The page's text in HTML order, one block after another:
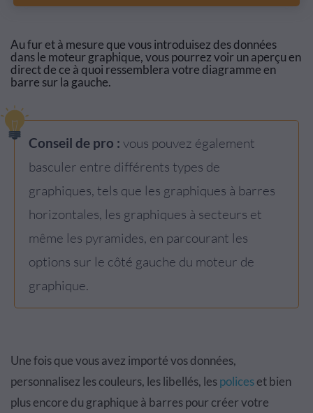
Au fur et à mesure que vous introduisez des données
dans le moteur graphique, vous pourrez voir un aperçu en
direct de ce à quoi ressemblera votre diagramme en
barre sur la gauche.
Conseil de pro : vous pouvez également
basculer entre différents types de
graphiques, tels que les graphiques à barres
horizontales, les graphiques à secteurs et
même les pyramides, en parcourant les
options sur le côté gauche du moteur de
graphique.
Une fois que vous avez importé vos données,
personnalisez les couleurs, les libellés, lespoliceset bien
plus encore du graphique à barres pour créer votre